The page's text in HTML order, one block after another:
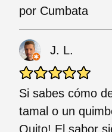
por Cumbata
J. L.
Si sabes cómo
tamal o un
Quito! El sabor